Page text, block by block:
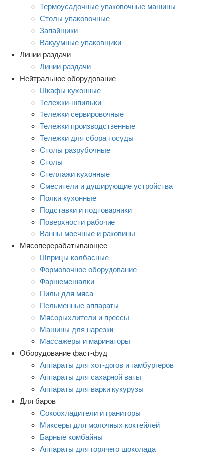
Термоусадочные упаковочные машины
Столы упаковочные
Запайщики
Вакуумные упаковщики
Линии раздачи
Линии раздачи
Нейтральное оборудование
Шкафы кухонные
Тележки-шпильки
Тележки сервировочные
Тележки производственные
Тележки для сбора посуды
Столы разрубочные
Столы
Стеллажи кухонные
Смесители и душирующие устройства
Полки кухонные
Подставки и подтоварники
Поверхности рабочие
Ванны моечные и раковины
Мясоперерабатывающее
Шприцы колбасные
Формовочное оборудование
Фаршемешалки
Пилы для мяса
Пельменные аппараты
Мясорыхлители и прессы
Машины для нарезки
Массажеры и маринаторы
Оборудование фаст-фуд
Аппараты для хот-догов и гамбургеров
Аппараты для сахарной ваты
Аппараты для варки кукурузы
Для баров
Сокоохладители и граниторы
Миксеры для молочных коктейлей
Барные комбайны
Аппараты для горячего шоколада